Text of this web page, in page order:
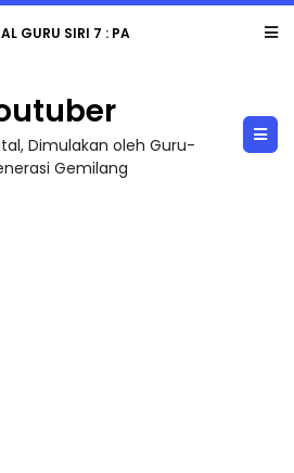
DIGITAL PENYELAMAT DUNIA
Dimulakan oleh Guru-
Gemilang